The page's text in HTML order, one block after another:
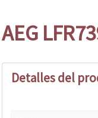
AEG
Detalles del